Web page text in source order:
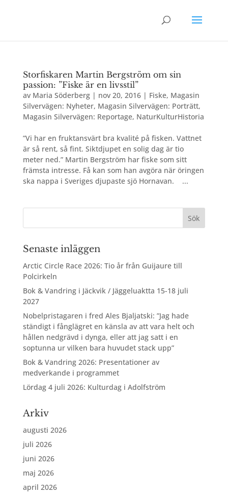
Storfiskaren Martin Bergström om sin
passion: ”Fiske är en livsstil”
av Maria Söderberg| nov 20, 2016| Fiske, Magasin
Silvervägen: Nyheter, Magasin Silvervägen: Porträtt,
Magasin Silvervägen: Reportage, NaturKulturHistoria
”Vi har en fruktansvärt bra kvalité på fisken. Vattnet
är så rent, så fint. Siktdjupet en solig dag är tio
meter ned.” Martin Bergström har fiske som sitt
främsta intresse. Få kan som han avgöra när öringen
ska nappa i Sveriges djupaste sjö Hornavan. ...
Senaste inläggen
Arctic Circle Race 2026: Tio år från Guijaure till
Polcirkeln
Bok & Vandring i Jäckvik / Jäggeluaktta 15-18 juli
2027
Nobelpristagaren i fred Ales Bjaljatski: ”Jag hade
ständigt i fånglägret en känsla av att vara helt och
hållen nedgrävd i dynga, eller att jag satt i en
soptunna ur vilken bara huvudet stack upp”
Bok & Vandring 2026: Presentationer av
medverkande i programmet
Lördag 4 juli 2026: Kulturdag i Adolfström
Arkiv
augusti 2026
juli 2026
juni 2026
maj 2026
april 2026